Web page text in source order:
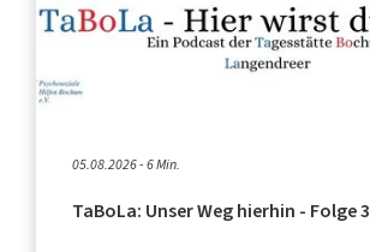
05.08.2026 - 6 Min.
TaBoLa: Unser Weg hierhin - Folge 3